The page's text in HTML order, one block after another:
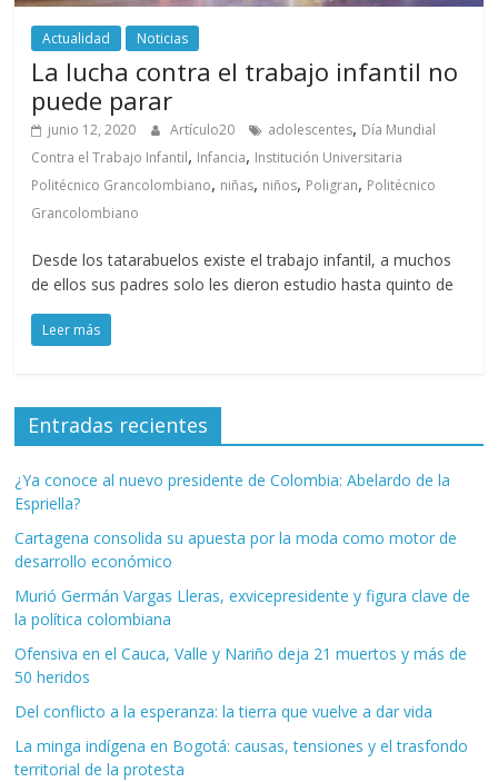
Actualidad Noticias
La lucha contra el trabajo infantil no
puede parar
junio 12, 2020 Artículo20 adolescentes, Día Mundial
Contra el Trabajo Infantil, Infancia, Institución Universitaria
Politécnico Grancolombiano, niñas, niños, Poligran, Politécnico
Grancolombiano
Desde los tatarabuelos existe el trabajo infantil, a muchos
de ellos sus padres solo les dieron estudio hasta quinto de
Leer más
Entradas recientes
¿Ya conoce al nuevo presidente de Colombia: Abelardo de la
Espriella?
Cartagena consolida su apuesta por la moda como motor de
desarrollo económico
Murió Germán Vargas Lleras, exvicepresidente y figura clave de
la política colombiana
Ofensiva en el Cauca, Valle y Nariño deja 21 muertos y más de
50 heridos
Del conflicto a la esperanza: la tierra que vuelve a dar vida
La minga indígena en Bogotá: causas, tensiones y el trasfondo
territorial de la protesta